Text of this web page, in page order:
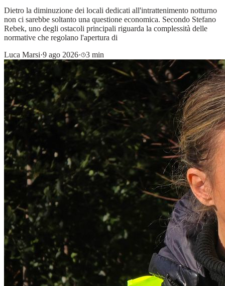
Dietro la diminuzione dei locali dedicati all'intrattenimento notturno
non ci sarebbe soltanto una questione economica. Secondo Stefano
Rebek, uno degli ostacoli principali riguarda la complessità delle
normative che regolano l'apertura di
Luca Marsi·9 ago 2026· 3 min